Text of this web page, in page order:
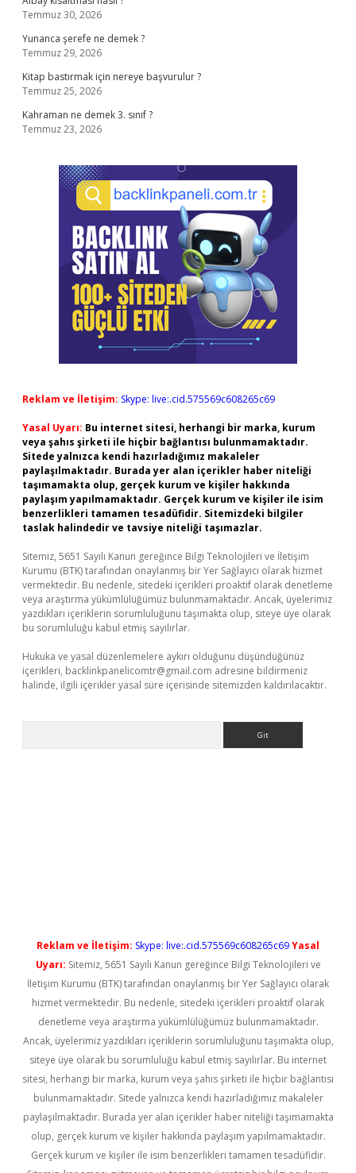
Temmuz 30, 2026
Yunanca şerefe ne demek ?
Temmuz 29, 2026
Kitap bastırmak için nereye başvurulur ?
Temmuz 25, 2026
Kahraman ne demek 3. sınıf ?
Temmuz 23, 2026
Reklam ve İletişim: Skype: live:.cid.575569c608265c69
Yasal Uyarı: Bu internet sitesi, herhangi bir marka, kurum
veya şahıs şirketi ile hiçbir bağlantısı bulunmamaktadır.
Sitede yalnızca kendi hazırladığımız makaleler
paylaşılmaktadır. Burada yer alan içerikler haber niteliği
taşımamakta olup, gerçek kurum ve kişiler hakkında
paylaşım yapılmamaktadır. Gerçek kurum ve kişiler ile isim
benzerlikleri tamamen tesadüfidir. Sitemizdeki bilgiler
taslak halindedir ve tavsiye niteliği taşımazlar.
Sitemiz, 5651 Sayılı Kanun gereğince Bilgi Teknolojileri ve İletişim
Kurumu (BTK) tarafından onaylanmış bir Yer Sağlayıcı olarak hizmet
vermektedir. Bu nedenle, sitedeki içerikleri proaktif olarak denetleme
veya araştırma yükümlülüğümüz bulunmamaktadır. Ancak, üyelerimiz
yazdıkları içeriklerin sorumluluğunu taşımakta olup, siteye üye olarak
bu sorumluluğu kabul etmiş sayılırlar.
Hukuka ve yasal düzenlemelere aykırı olduğunu düşündüğünüz
içerikleri, backlinkpanelicomtr@gmail.com adresine bildirmeniz
halinde, ilgili içerikler yasal süre içerisinde sitemizden kaldırılacaktır.
Reklam ve İletişim: Skype: live:.cid.575569c608265c69Yasal
Uyarı: Sitemiz, 5651 Sayılı Kanun gereğince Bilgi Teknolojileri ve
İletişim Kurumu (BTK) tarafından onaylanmış bir Yer Sağlayıcı olarak
hizmet vermektedir. Bu nedenle, sitedeki içerikleri proaktif olarak
denetleme veya araştırma yükümlülüğümüz bulunmamaktadır.
Ancak, üyelerimiz yazdıkları içeriklerin sorumluluğunu taşımakta olup,
siteye üye olarak bu sorumluluğu kabul etmiş sayılırlar. Bu internet
sitesi, herhangi bir marka, kurum veya şahıs şirketi ile hiçbir bağlantısı
bulunmamaktadır. Sitede yalnızca kendi hazırladığımız makaleler
paylaşılmaktadır. Burada yer alan içerikler haber niteliği taşımamakta
olup, gerçek kurum ve kişiler hakkında paylaşım yapılmamaktadır.
Gerçek kurum ve kişiler ile isim benzerlikleri tamamen tesadüfidir.